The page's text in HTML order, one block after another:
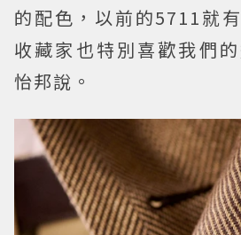
的配色，以前的5711就
收藏家也特別喜歡我們
怡邦說。